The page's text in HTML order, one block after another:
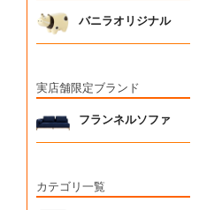
バニラオリジナル
実店舗限定ブランド
フランネルソファ
カテゴリ一覧